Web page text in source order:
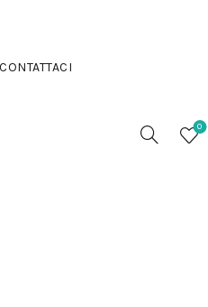
CONTATTACI
0